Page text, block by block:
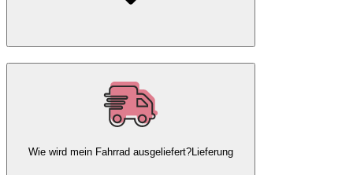
Wie wird mein Fahrrad ausgeliefert?Lieferung